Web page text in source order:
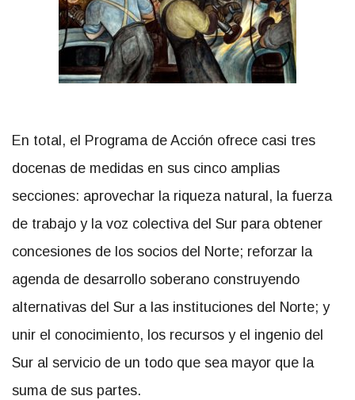
En total, el Programa de Acción ofrece casi tres
docenas de medidas en sus cinco amplias
secciones: aprovechar la riqueza natural, la fuerza
de trabajo y la voz colectiva del Sur para obtener
concesiones de los socios del Norte; reforzar la
agenda de desarrollo soberano construyendo
alternativas del Sur a las instituciones del Norte; y
unir el conocimiento, los recursos y el ingenio del
Sur al servicio de un todo que sea mayor que la
suma de sus partes.